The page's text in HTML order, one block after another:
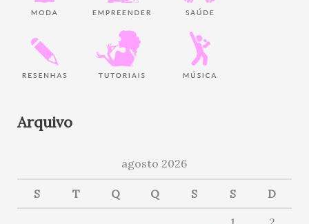
Arquivo
agosto 2026
S T Q Q S S D